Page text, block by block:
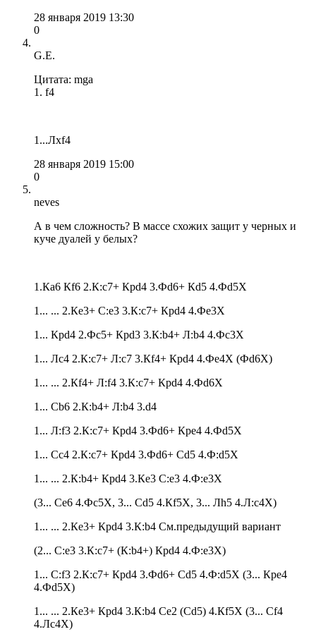
28 января 2019 13:30
0
G.E.
Цитата: mga
1. f4
1...Лхf4
28 января 2019 15:00
0
neves
А в чем сложность? В массе схожих защит у черных и
куче дуалей у белых?
1.Кa6 Кf6 2.К:c7+ Крd4 3.Фd6+ Кd5 4.Фd5X
1... ... 2.Кe3+ С:e3 3.К:c7+ Крd4 4.Фe3X
1... Крd4 2.Фc5+ Крd3 3.К:b4+ Л:b4 4.Фc3X
1... Лc4 2.К:c7+ Л:c7 3.Кf4+ Крd4 4.Фe4X (Фd6X)
1... ... 2.Кf4+ Л:f4 3.К:c7+ Крd4 4.Фd6X
1... Сb6 2.К:b4+ Л:b4 3.d4
1... Л:f3 2.К:c7+ Крd4 3.Фd6+ Крe4 4.Фd5X
1... Сc4 2.К:c7+ Крd4 3.Фd6+ Сd5 4.Ф:d5X
1... ... 2.К:b4+ Крd4 3.Кe3 С:e3 4.Ф:e3X
(3... Сe6 4.Фc5X, 3... Сd5 4.Кf5X, 3... Лh5 4.Л:c4X)
1... ... 2.Кe3+ Крd4 3.К:b4 См.предыдущий вариант
(2... С:e3 3.К:c7+ (К:b4+) Крd4 4.Ф:e3X)
1... С:f3 2.К:c7+ Крd4 3.Фd6+ Сd5 4.Ф:d5X (3... Крe4
4.Фd5X)
1... ... 2.Кe3+ Крd4 3.К:b4 Сe2 (Сd5) 4.Кf5X (3... Сf4
4.Лc4X)